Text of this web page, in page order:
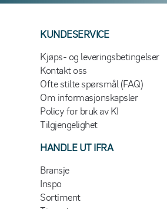
KUNDESERVICE
Kjøps- og leveringsbetingelser
Kontakt oss
Ofte stilte spørsmål (FAQ)
Om informasjonskapsler
Policy for bruk av KI
Tilgjengelighet
HANDLE UT IFRA
Bransje
Inspo
Sortiment